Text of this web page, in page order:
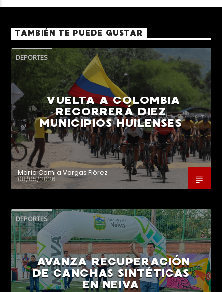
TAMBIÉN TE PUEDE GUSTAR
DEPORTES
VUELTA A COLOMBIA
RECORRERÁ DIEZ
MUNICIPIOS HUILENSES
María Camila Vargas Flórez
08/05/2026
DEPORTES
AVANZA RECUPERACIÓN
DE CANCHAS SINTÉTICAS
EN NEIVA